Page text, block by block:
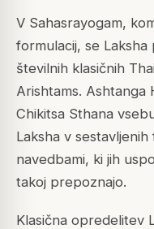
V Sahasrayogam,
formulacij, se Laksha
številnih klasičnih
Arishtams. Ashtanga
Chikitsa Sthana
Laksha v
navedbami, ki jih
takoj prepoznajo.
Klasična opredelitev